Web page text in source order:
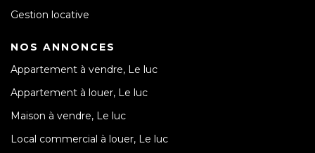
Gestion locative
NOS ANNONCES
Appartement à vendre, Le luc
Appartement à louer, Le luc
Maison à vendre, Le luc
Local commercial à louer, Le luc